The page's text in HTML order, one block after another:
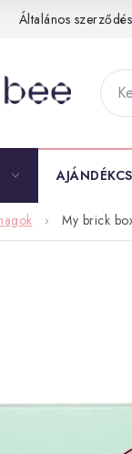
Általános
My brick